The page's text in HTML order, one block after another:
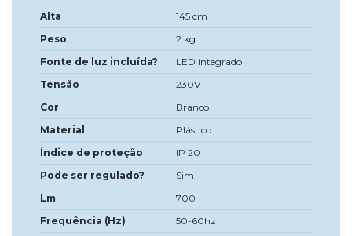
Alta
145 cm
Peso
2 kg
Fonte de luz incluída?
LED integrado
Tensão
230V
Cor
Branco
Material
Plástico
Índice de proteção
IP 20
Pode ser regulado?
Sim
Lm
700
Frequência (Hz)
50-60hz